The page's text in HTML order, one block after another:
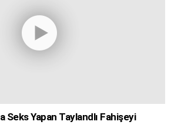
Seks Yapan Taylandlı Fahişeyi